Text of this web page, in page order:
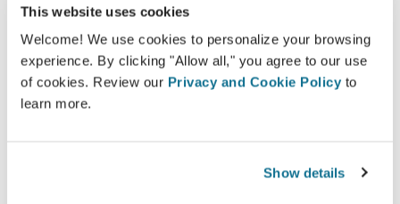
This website uses cookies
Welcome! We use cookies to personalize your browsing
experience. By clicking "Allow all," you agree to our use
of cookies. Review our Privacy and Cookie Policy to
learn more.
Show details
lassen und zweite Meinungen einholen.
Lernen Sie Ihr neues Ich kennen!